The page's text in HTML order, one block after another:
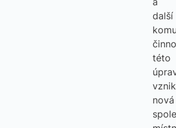
další
této
nová